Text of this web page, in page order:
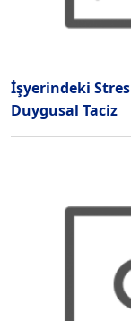
İşyerindeki
Duygusal Taciz